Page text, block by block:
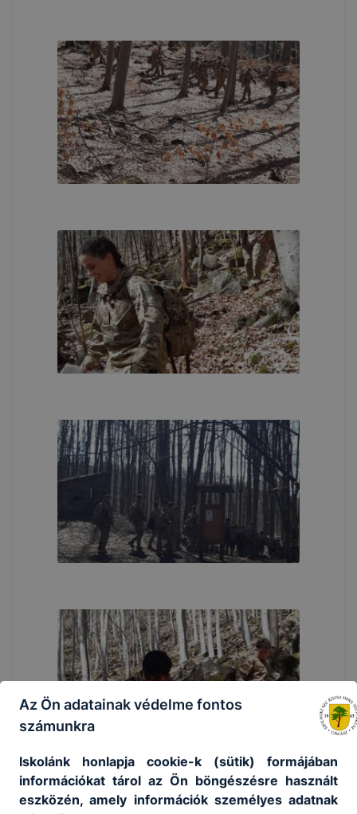
Az Ön adatainak védelme fontos
számunkra
Iskolánk honlapja cookie-k (sütik) formájában
információkat tárol az Ön böngészésre használt
eszközén, amely információk személyes adatnak